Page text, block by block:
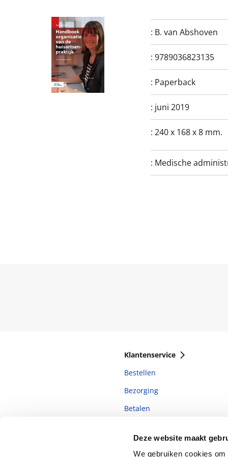
Deze website maakt
We gebruiken cookies
: B. van Abshoven
: 9789036823135
: Paperback
: juni 2019
: 240 x 168 x 8 mm.
: Medische
Klantenservice
Bestellen
Bezorging
Betalen
Veelgestelde vragen